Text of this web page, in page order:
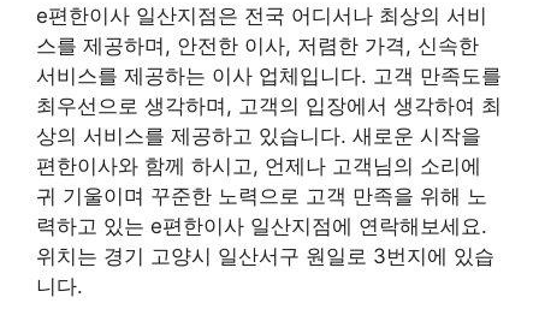
e편한이사 일산지점은 전국 어디서나 최상의 서비
스를 제공하며, 안전한 이사, 저렴한 가격, 신속한
서비스를 제공하는 이사 업체입니다. 고객 만족도를
최우선으로 생각하며, 고객의 입장에서 생각하여 최
상의 서비스를 제공하고 있습니다. 새로운 시작을
편한이사와 함께 하시고, 언제나 고객님의 소리에
귀 기울이며 꾸준한 노력으로 고객 만족을 위해 노
력하고 있는 e편한이사 일산지점에 연락해보세요.
위치는 경기 고양시 일산서구 원일로 3번지에 있습
니다.